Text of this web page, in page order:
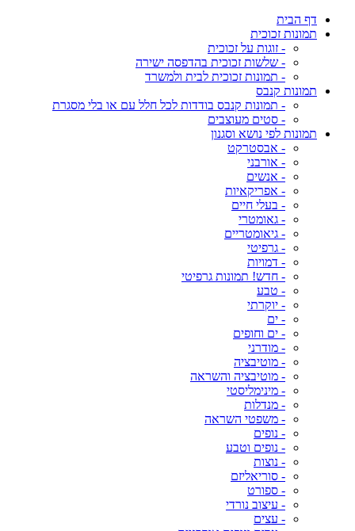
דף הבית
תמונות זכוכית
- זוגות על זכוכית
- שלשות זכוכית בהדפסה ישירה
- תמונות זכוכית לבית ולמשרד
תמונות קנבס
- תמונות קנבס בודדות לכל חלל עם או בלי מסגרת
- סטים מעוצבים
תמונות לפי נושא וסגנון
- אבסטרקט
- אורבני
- אנשים
- אפריקאיות
- בעלי חיים
- גאומטרי
- גיאומטריים
- גרפיטי
- דמויות
- חדש! תמונות גרפיטי
- טבע
- יוקרתי
- ים
- ים וחופים
- מודרני
- מוטיבציה
- מוטיבציה והשראה
- מינימליסטי
- מנדלות
- משפטי השראה
- נופים
- נופים וטבע
- נוצות
- סוריאליזם
- ספורט
- עיצוב נורדי
- עצים